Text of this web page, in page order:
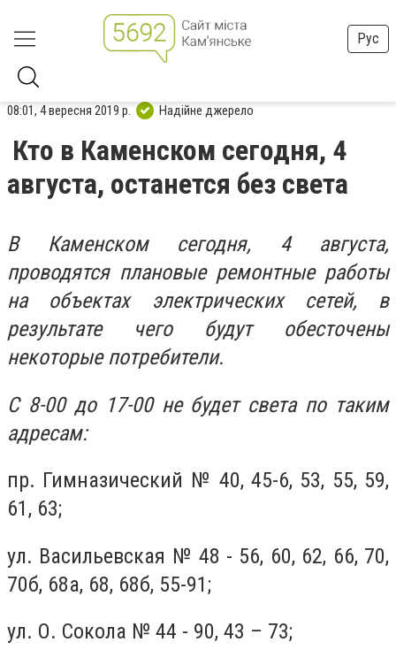
Рус
08:01, 4 вересня 2019 р. Надійне джерело
Кто в Каменском сегодня, 4
августа, останется без света
В Каменском сегодня, 4 августа,
проводятся плановые ремонтные работы
на объектах электрических сетей, в
результате чего будут обесточены
некоторые потребители.
С 8-00 до 17-00 не будет света по таким
адресам:
пр. Гимназический № 40, 45-6, 53, 55, 59,
61, 63;
ул. Васильевская № 48 - 56, 60, 62, 66, 70,
70б, 68а, 68, 68б, 55-91;
ул. О. Сокола № 44 - 90, 43 – 73;